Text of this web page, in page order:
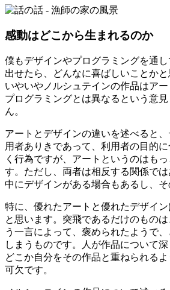
感動はどこから生まれるのか
僕もデザインやプログラミングを通
出せたら、どんなに喜ばしいことかと
いやいやノルシュテインの作品はア
プログラミングとは異なるという意
ん。
アートとデザインの違いを述べると
用者ありきであって、利用者の目的
く行為ですが、アートというのはも
す。ただし、両者は相反する関係で
中にデザインがある場合もあるし、そ
特に、優れたアートと優れたデザイ
と思います。突飛であるだけのもの
う一言によって、褒められたようで
しまうものです。人が作品について深
どこか自分をその作品と重ねられる
可欠です。